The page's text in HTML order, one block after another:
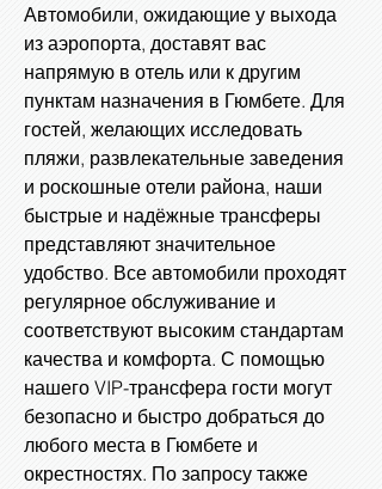
Автомобили, ожидающие у выхода
из аэропорта, доставят вас
напрямую в отель или к другим
пунктам назначения в Гюмбете. Для
гостей, желающих исследовать
пляжи, развлекательные заведения
и роскошные отели района, наши
быстрые и надёжные трансферы
представляют значительное
удобство. Все автомобили проходят
регулярное обслуживание и
соответствуют высоким стандартам
качества и комфорта. С помощью
нашего VIP-трансфера гости могут
безопасно и быстро добраться до
любого места в Гюмбете и
окрестностях. По запросу также